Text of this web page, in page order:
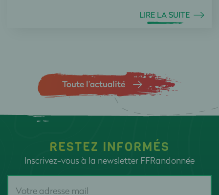
LIRE LA SUITE
Toute l’actualité
RESTEZ INFORMÉS
Inscrivez-vous à la newsletter FFRandonnée